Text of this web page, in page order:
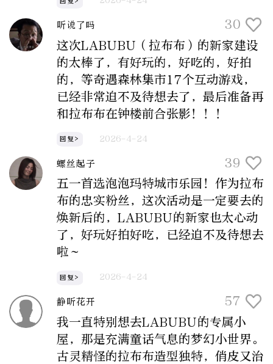
听说了吗
30
这次LABUBU（拉布布）的新家建设
的太棒了，有好玩的，好吃的，好拍
的，等奇遇森林集市17个互动游戏，
已经非常迫不及待想去了，最后准备再
和拉布布在钟楼前合张影！！！
回复> 2026-4-24
螺丝起子
39
五一首选泡泡玛特城市乐园！作为拉布
布的忠实粉丝，这次活动是一定要去的
焕新后的，LABUBU的新家也太心动
了，好玩好拍好吃，已经迫不及待想去
啦～
回复> 2026-4-24
静听花开
57
我一直特别想去LABUBU的专属小
屋，那是充满童话气息的梦幻小世界。
古灵精怪的拉布布造型独特，俏皮又治